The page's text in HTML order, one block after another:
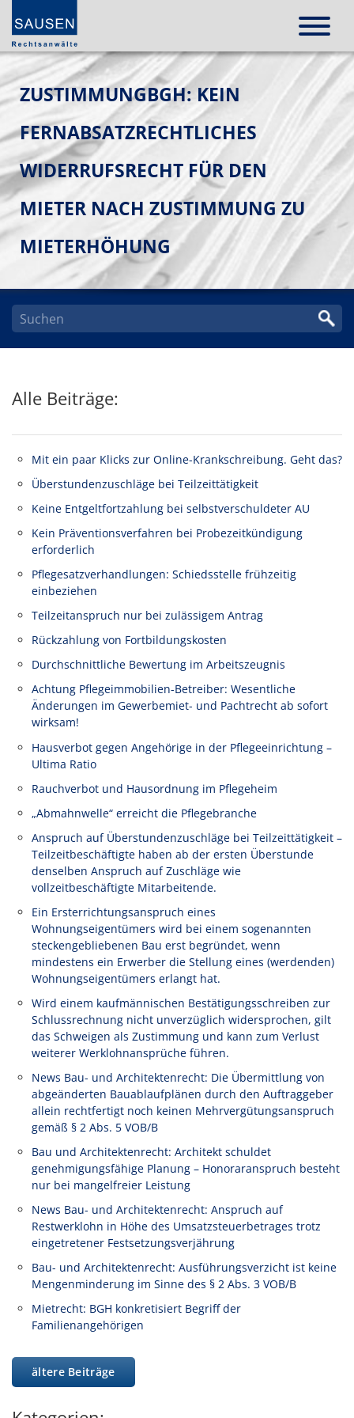
ZUSTIMMUNGBGH: KEIN
FERNABSATZRECHTLICHES
WIDERRUFSRECHT FÜR DEN
MIETER NACH ZUSTIMMUNG ZU
MIETERHÖHUNG
Alle Beiträge:
Mit ein paar Klicks zur Online-Krankschreibung. Geht das?
Überstundenzuschläge bei Teilzeittätigkeit
Keine Entgeltfortzahlung bei selbstverschuldeter AU
Kein Präventionsverfahren bei Probezeitkündigung
erforderlich
Pflegesatzverhandlungen: Schiedsstelle frühzeitig
einbeziehen
Teilzeitanspruch nur bei zulässigem Antrag
Rückzahlung von Fortbildungskosten
Durchschnittliche Bewertung im Arbeitszeugnis
Achtung Pflegeimmobilien-Betreiber: Wesentliche
Änderungen im Gewerbemiet- und Pachtrecht ab sofort
wirksam!
Hausverbot gegen Angehörige in der Pflegeeinrichtung –
Ultima Ratio
Rauchverbot und Hausordnung im Pflegeheim
„Abmahnwelle“ erreicht die Pflegebranche
Anspruch auf Überstundenzuschläge bei Teilzeittätigkeit –
Teilzeitbeschäftigte haben ab der ersten Überstunde
denselben Anspruch auf Zuschläge wie
vollzeitbeschäftigte Mitarbeitende.
Ein Ersterrichtungsanspruch eines
Wohnungseigentümers wird bei einem sogenannten
steckengebliebenen Bau erst begründet, wenn
mindestens ein Erwerber die Stellung eines (werdenden)
Wohnungseigentümers erlangt hat.
Wird einem kaufmännischen Bestätigungsschreiben zur
Schlussrechnung nicht unverzüglich widersprochen, gilt
das Schweigen als Zustimmung und kann zum Verlust
weiterer Werklohnansprüche führen.
News Bau- und Architektenrecht: Die Übermittlung von
abgeänderten Bauablaufplänen durch den Auftraggeber
allein rechtfertigt noch keinen Mehrvergütungsanspruch
gemäß § 2 Abs. 5 VOB/B
Bau und Architektenrecht: Architekt schuldet
genehmigungsfähige Planung – Honoraranspruch besteht
nur bei mangelfreier Leistung
News Bau- und Architektenrecht: Anspruch auf
Restwerklohn in Höhe des Umsatzsteuerbetrages trotz
eingetretener Festsetzungsverjährung
Bau- und Architektenrecht: Ausführungsverzicht ist keine
Mengenminderung im Sinne des § 2 Abs. 3 VOB/B
Mietrecht: BGH konkretisiert Begriff der
Familienangehörigen
ältere Beiträge